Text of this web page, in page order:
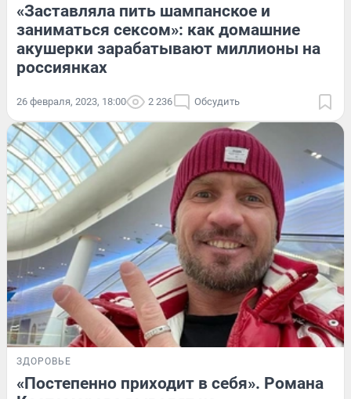
«Заставляла пить шампанское и
заниматься сексом»: как домашние
акушерки зарабатывают миллионы на
россиянках
26 февраля, 2023, 18:00 2 236 Обсудить
ЗДОРОВЬЕ
«Постепенно приходит в себя». Романа